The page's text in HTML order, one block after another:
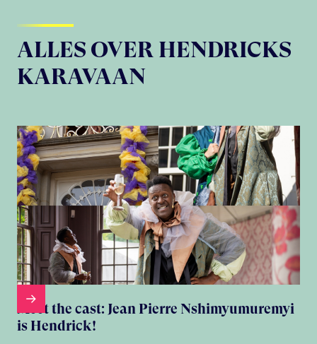
ALLES OVER HENDRICKS
KARAVAAN
Meet the cast: Jean Pierre Nshimyumuremyi
is Hendrick!